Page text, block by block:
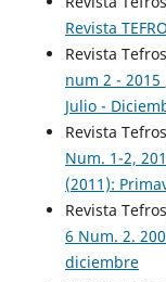
Revista
Revista
num 2 - 2015
Julio -
Revista
Num. 1-2,
(2011):
Revista
6 Num. 2.
diciembre